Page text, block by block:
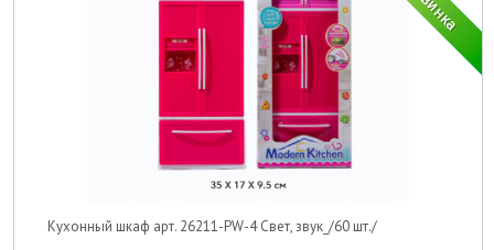
Кухонный шкаф арт. 26211-PW-4 Свет, звук_/60 шт./